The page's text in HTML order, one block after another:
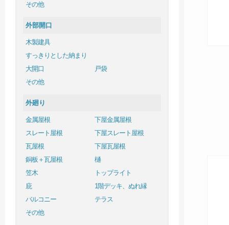
その他
外部開口
木製建具
すっきりとした納まり
大開口
戸袋
その他
外廻り
金属屋根
下屋金属屋根
スレート屋根
下屋スレート屋根
瓦屋根
下屋瓦屋根
銅板＋瓦屋根
樋
笠木
トップライト
庇
1階デッキ、ぬれ縁
バルコニー
テラス
その他